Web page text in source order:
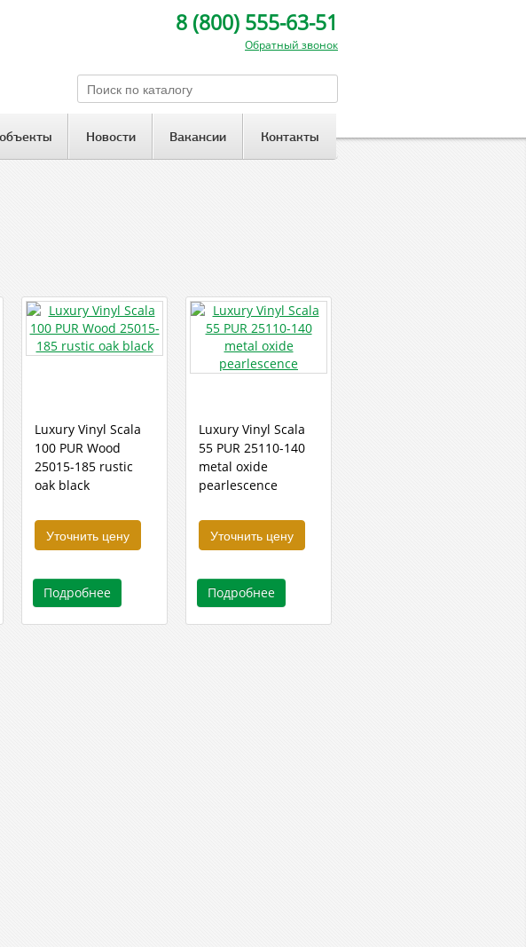
8 (800) 555-63-51
Обратный звонок
Новости Вакансии Контакты
Luxury Vinyl Scala
100 PUR Wood
25015-185 rustic
oak black
Уточнить цену
Подробнее
Luxury Vinyl Scala
55 PUR 25110-140
metal oxide
pearlescence
Уточнить цену
Подробнее